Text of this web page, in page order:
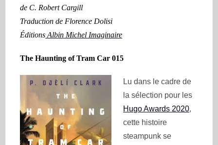
de C. Robert Cargill
Traduction de Florence Dolisi
Éditions Albin Michel Imaginaire
The Haunting of Tram Car 015
Lu dans le cadre de
la sélection pour les
Hugo Awards 2020,
cette histoire
steampunk se